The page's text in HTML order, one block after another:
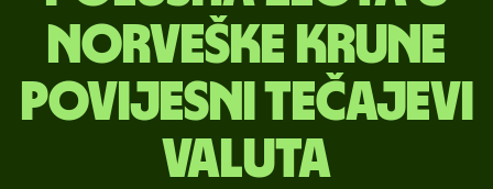
norveške krune
Povijesni tečajevi
valuta